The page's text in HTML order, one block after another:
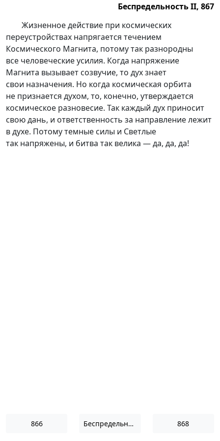
Беспредельность II, 867
Беспредельность II, 867.
Жизненное действие при космических
переустройствах напрягается течением
Космического Магнита, потому так разнородны
все человеческие усилия. Когда напряжение
Магнита вызывает созвучие, то дух знает
свои назначения. Но когда космическая орбита
не признается духом, то, конечно, утверждается
космическое разновесие. Так каждый дух приносит
свою дань, и ответственность за направление лежит
в духе. Потому темные силы и Светлые
так напряжены, и битва так велика — да, да, да!
866 Беспредельность II 868